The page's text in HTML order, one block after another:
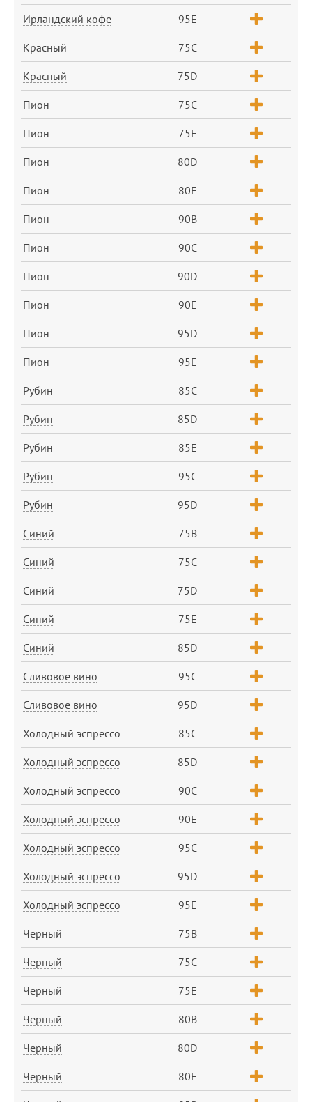
Ирландский кофе 95E
Красный 75C
Красный 75D
Пион 75C
Пион 75E
Пион 80D
Пион 80E
Пион 90B
Пион 90C
Пион 90D
Пион 90E
Пион 95D
Пион 95E
Рубин 85C
Рубин 85D
Рубин 85E
Рубин 95C
Рубин 95D
Синий 75B
Синий 75C
Синий 75D
Синий 75E
Синий 85D
Сливовое вино 95C
Сливовое вино 95D
Холодный эспрессо 85C
Холодный эспрессо 85D
Холодный эспрессо 90C
Холодный эспрессо 90E
Холодный эспрессо 95C
Холодный эспрессо 95D
Холодный эспрессо 95E
Черный 75B
Черный 75C
Черный 75E
Черный 80B
Черный 80D
Черный 80E